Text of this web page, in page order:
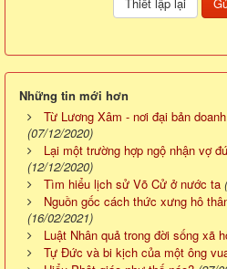
Những tin mới hơn
Từ Lương Xâm - nơi đại bản
(07/12/2020)
Lại một trường hợp ngộ nhận vợ
(12/12/2020)
Tìm hiểu lịch sử Võ Cử ở nước ta
Nguồn gốc cách thức xưng hô
(16/02/2021)
Luật Nhân quả trong đời sống xã
Tự Đức và bi kịch của một ông